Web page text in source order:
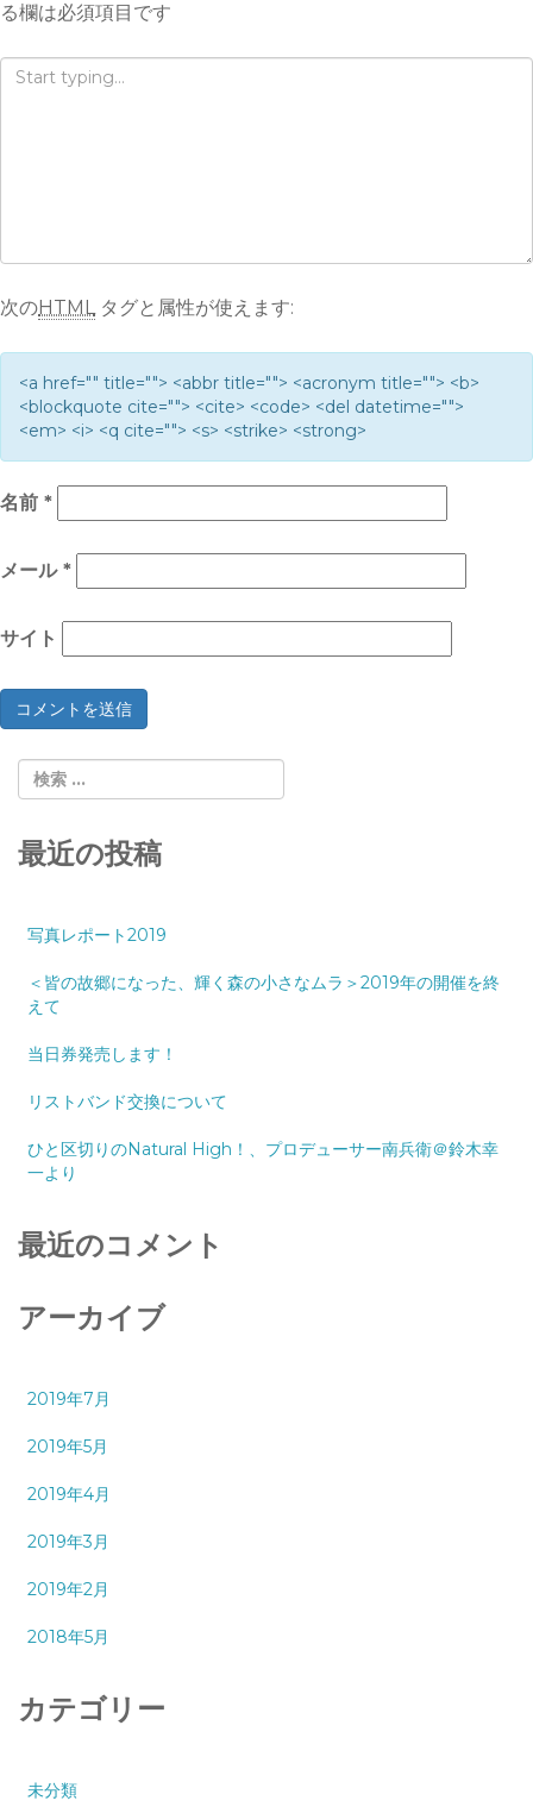
る欄は必須項目です
次のHTMLタグと属性が使えます:
<a href="" title=""> <abbr title=""> <acronym title=""> <b>
<blockquote cite=""> <cite> <code> <del datetime="">
<em> <i> <q cite=""> <s> <strike> <strong>
名前 *
メール *
サイト
最近の投稿
写真レポート2019
＜皆の故郷になった、輝く森の小さなムラ＞2019年の開催を終
えて
当日券発売します！
リストバンド交換について
ひと区切りのNatural High！、プロデューサー南兵衛＠鈴木幸
一より
最近のコメント
アーカイブ
2019年7月
2019年5月
2019年4月
2019年3月
2019年2月
2018年5月
カテゴリー
未分類